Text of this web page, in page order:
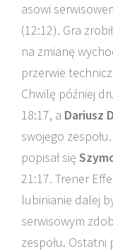
asowi
(12:12). Gra
na zmianę
przerwie
Chwilę później
18:17, a Dariusz
swojego
popisał się
21:17. Trener
lubinianie dalej
serwisowym
zespołu.